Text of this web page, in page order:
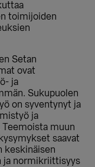
toimijoiden
Setan
ovat
ja
Sukupuolen
on syventynyt ja
ja
muun
saavat
keskinäisen
ja normikriittisyys